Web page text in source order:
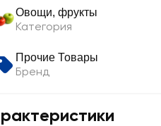
Овощи, фрукты
Категория
Прочие Товары
Бренд